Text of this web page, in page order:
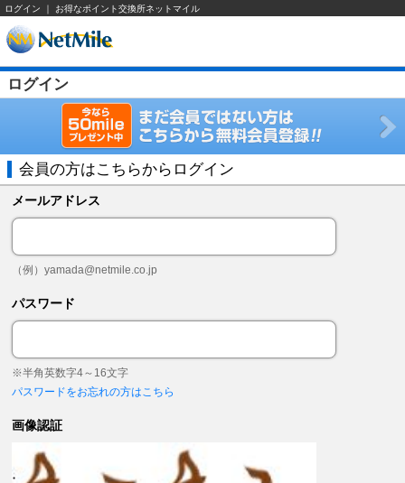
ログイン ｜ お得なポイント交換所ネットマイル
ログイン
会員の方はこちらからログイン
メールアドレス
（例）yamada@netmile.co.jp
パスワード
※半角英数字4～16文字
パスワードをお忘れの方はこちら
画像認証